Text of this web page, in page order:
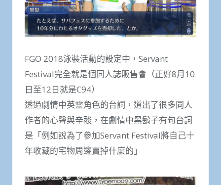
FGO 2018泳裝活動的設定中，Servant
Festival完全就是個同人誌販售會（正好8月10
日至12日就是C94）
透過劇情中英靈角色的台詞，道出了很多同人
作者的心聲與辛酸，在劇情中黑鬍子有句台詞
是「例如說為了參加Servant Festival將自己十
年收藏的宅物周邊賣掉什麼的」